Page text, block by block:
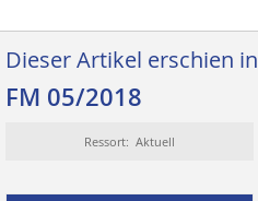
Dieser Artikel erschien in
FM 05/2018
Ressort: Aktuell